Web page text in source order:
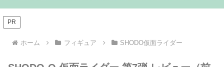
PR
ホーム フィギュア SHODO仮面ライダー